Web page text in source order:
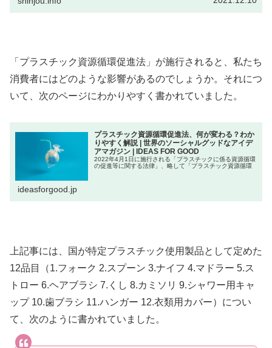
「プラスチック資源循環促進法」が施行されると、私たち
消費者にはどのような影響があるのでしょうか。それにつ
いて、次のページにわかりやすく書かれていました。
プラスチック資源循環促進法、何が変わる？わか
りやすく解説 | 世界のソーシャルグッドなアイデ
アマガジン | IDEAS FOR GOOD
2022年4月1日に施行される「プラスチックに係る資源循環
の促進等に関する法律」、略して「プラスチック資源循環
ideasforgood.jp
上記事には、国が特定プラスチック使用製品として定めた
12品目（1.フォーク 2.スプーン 3.ナイフ 4.マドラー 5.ス
トロー 6.ヘアブラシ 7.くし 8.カミソリ 9.シャワー用キャ
ップ 10.歯ブラシ 11.ハンガー 12.衣類用カバー）につい
て、次のように書かれていました。